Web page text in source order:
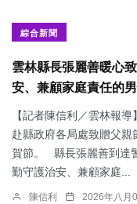
綜合新聞
雲林縣長張麗善暖心
安、兼顧家庭責任的
【記者陳信利／雲林報
赴縣政府各局處致贈父
賀節。 縣長張麗善到達
勤守護治安、兼顧家庭...
陳信利 2026年八月